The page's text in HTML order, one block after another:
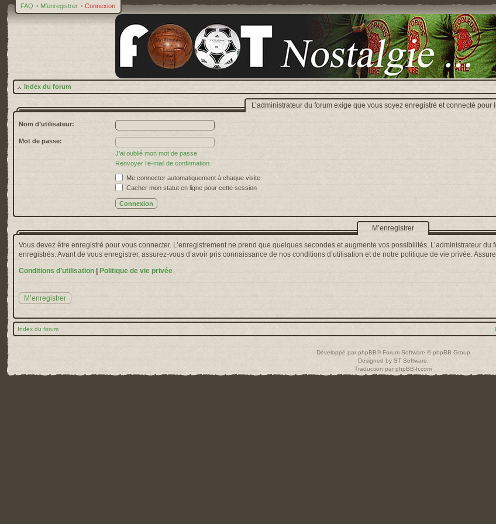
FAQ • M’enregistrer • Connexion
Index du forum
L’administrateur du forum exige que vous soyez enregistré et connecté pour
Nom d’utilisateur:
Mot de passe:
J’ai oublié mon mot de passe
Renvoyer l’e-mail de confirmation
Me connecter automatiquement à chaque visite
Cacher mon statut en ligne pour cette session
M’enregistrer
Vous devez être enregistré pour vous connecter. L’enregistrement ne prend que quelques secondes et augmente vos possibilités. L’administrateur
enregistrés. Avant de vous enregistrer, assurez-vous d’avoir pris connaissance de nos conditions d’utilisation et de notre politique de vie privée.
Conditions d’utilisation
Politique de vie privée
M’enregistrer
Index du forum
Développé par phpBB® Forum Software © phpBB Group
Designed by ST Software
Traduction par phpBB-fr.com